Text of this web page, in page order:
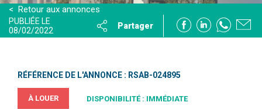
< Retour aux annonces
PUBLIÉE LE
08/02/2022
Partager
RÉFÉRENCE DE L'ANNONCE : RSAB-024895
À LOUER DISPONIBILITÉ : IMMÉDIATE